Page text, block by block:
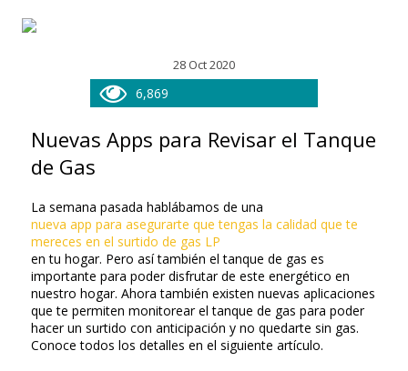
28 Oct 2020
6,869
Nuevas Apps para Revisar el Tanque
de Gas
La semana pasada hablábamos de una
nueva app para asegurarte que tengas la calidad que te
mereces en el surtido de gas LP
en tu hogar. Pero así también el tanque de gas es
importante para poder disfrutar de este energético en
nuestro hogar. Ahora también existen nuevas aplicaciones
que te permiten monitorear el tanque de gas para poder
hacer un surtido con anticipación y no quedarte sin gas.
Conoce todos los detalles en el siguiente artículo.